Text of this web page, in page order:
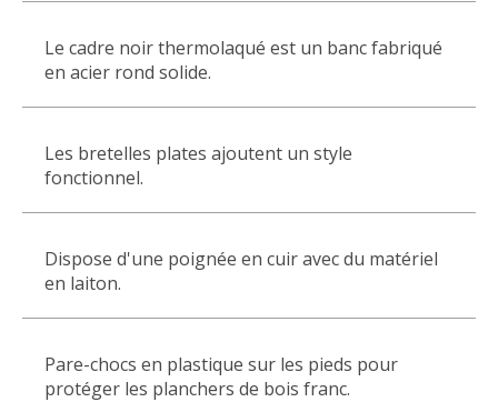
Le cadre noir thermolaqué est un banc fabriqué
en acier rond solide.
Les bretelles plates ajoutent un style
fonctionnel.
Dispose d'une poignée en cuir avec du matériel
en laiton.
Pare-chocs en plastique sur les pieds pour
protéger les planchers de bois franc.